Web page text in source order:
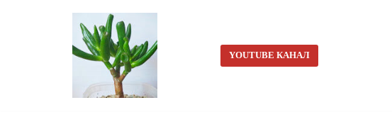
YOUTUBE КАНАЛ